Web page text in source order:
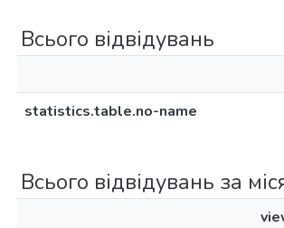
Всього відвідувань
statistics.table.no-name
Всього відвідувань за